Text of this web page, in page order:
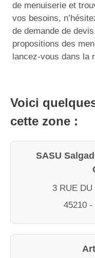
de menuiserie et
vos besoins,
de demande de
propositions des
lancez-vous dans la
Voici
cette zone :
SASU
3 RUE DU
45210 -